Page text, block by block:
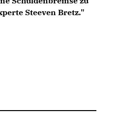
Steeven Bretz."